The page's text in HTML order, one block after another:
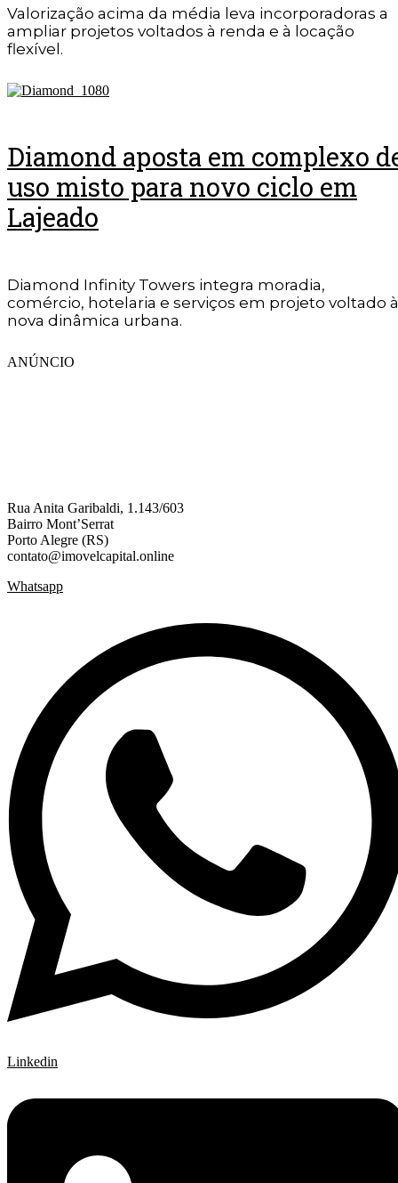
Valorização acima da média leva incorporadoras a
ampliar projetos voltados à renda e à locação
flexível.
Diamond aposta em complexo
uso misto para novo ciclo em
Lajeado
Diamond Infinity Towers integra moradia,
comércio, hotelaria e serviços em projeto voltado à
nova dinâmica urbana.
ANÚNCIO
Rua Anita Garibaldi, 1.143/603
Bairro Mont’Serrat
Porto Alegre (RS)
contato@imovelcapital.online
Whatsapp
Linkedin